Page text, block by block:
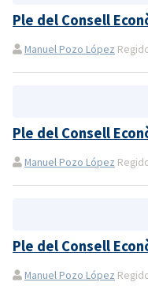
Ple del Consell
Manuel Pozo López
Ple del Consell
Manuel Pozo López
Ple del Consell
Manuel Pozo López